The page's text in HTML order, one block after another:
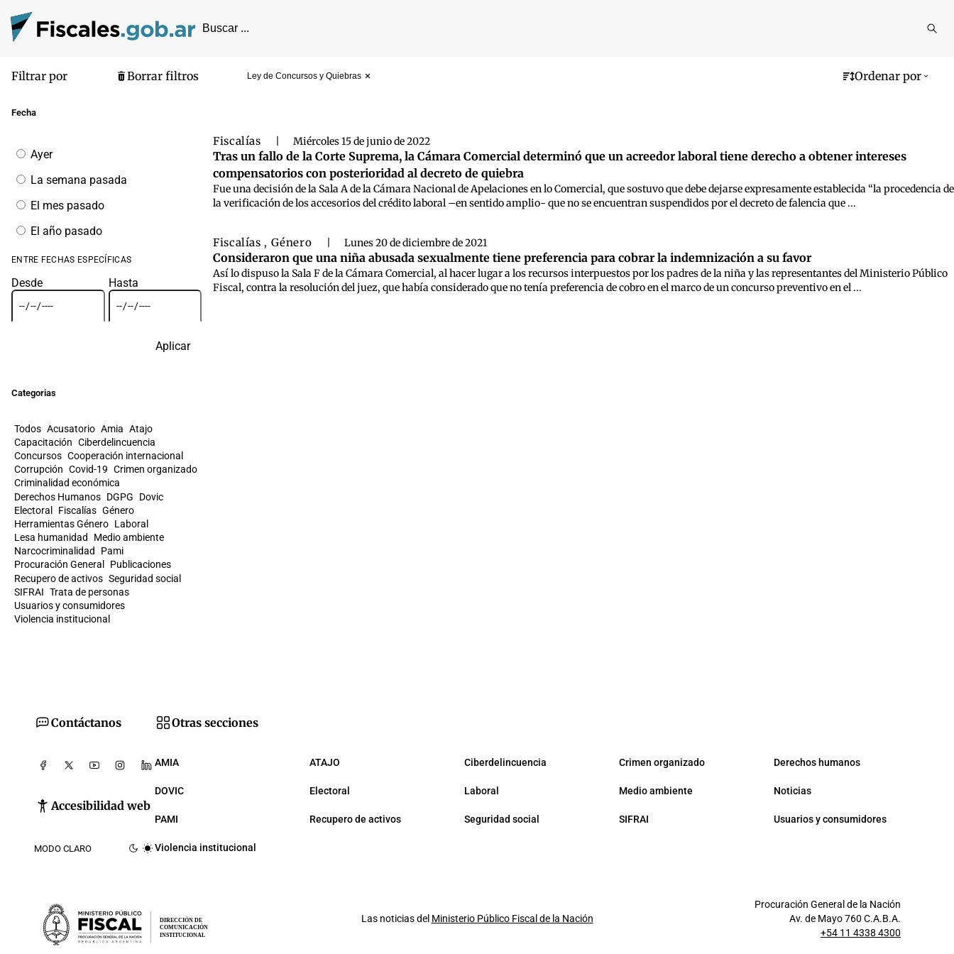
Filtrar por Borrar filtros Ley de Concursos y Quiebras Ordenar por
Fecha
Filtrar
por
fecha
Ayer
La semana pasada
El mes pasado
El año pasado
ENTRE FECHAS ESPECÍFICAS
Desde Hasta
Aplicar
Categorias
Todos Acusatorio Amia Atajo
Capacitación Ciberdelincuencia
Concursos Cooperación internacional
Corrupción Covid-19 Crimen organizado
Criminalidad económica
Derechos Humanos DGPG
Dovic
Electoral
Fiscalías Género
Herramientas Género Laboral
Lesa humanidad
Medio ambiente
Narcocriminalidad
Pami
Procuración General
Publicaciones
Recupero de activos Seguridad social
SIFRAI Trata de personas
Usuarios y consumidores
Violencia institucional
Fiscalías Miércoles 15 de junio de 2022
Tras un fallo de la Corte Suprema, la Cámara Comercial determinó que un acreedor laboral tiene derecho a obtener intereses
compensatorios con posterioridad al decreto de quiebra
Fue una decisión de la Sala A de la Cámara Nacional de Apelaciones en lo Comercial, que sostuvo que debe dejarse expresamente establecida “la procedencia de
la verificación de los accesorios del crédito laboral –en sentido amplio- que no se encuentran suspendidos por el decreto de falencia que ...
Fiscalías , Género Lunes 20 de diciembre de 2021
Consideraron que una niña abusada sexualmente tiene preferencia para cobrar la indemnización a su favor
Así lo dispuso la Sala F de la Cámara Comercial, al hacer lugar a los recursos interpuestos por los padres de la niña y las representantes del Ministerio Público
Fiscal, contra la resolución del juez, que había considerado que no tenía preferencia de cobro en el marco de un concurso preventivo en el ...
Contáctanos
Accesibilidad web
MODO CLARO
Otras secciones
AMIA ATAJO Ciberdelincuencia Crimen organizado Derechos humanos
DOVIC Electoral Laboral Medio ambiente Noticias
PAMI Recupero de activos Seguridad social SIFRAI Usuarios y consumidores
Violencia institucional
DIRECCIÓN DE
COMUNICACIÓN
INSTITUCIONAL
Las noticias del Ministerio Público Fiscal de la Nación
Procuración General de la Nación
Av. de Mayo 760 C.A.B.A.
+54 11 4338 4300